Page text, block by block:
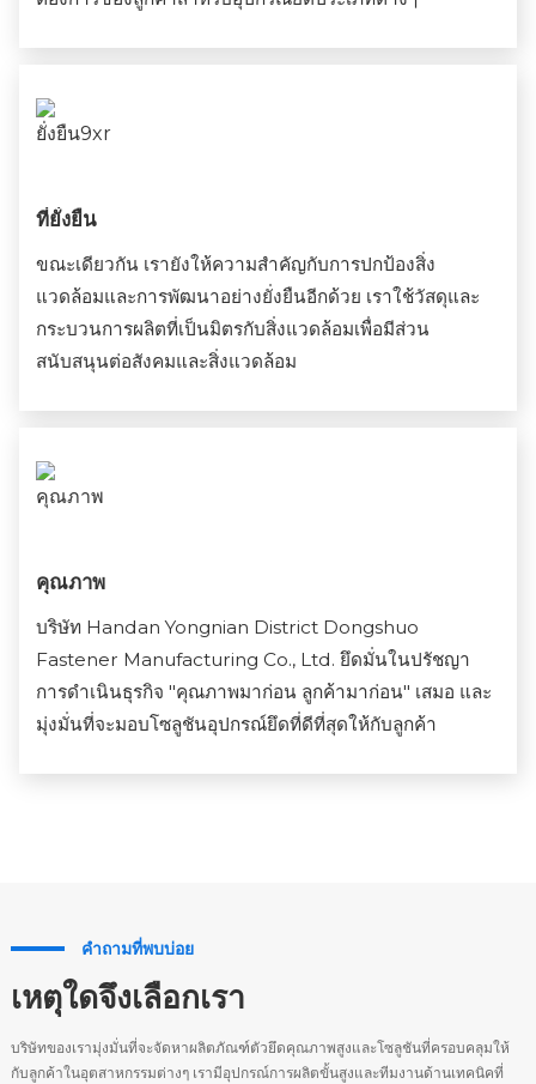
ที่ยั่งยืน
ขณะเดียวกัน เรายังให้ความสำคัญกับการปกป้องสิ่ง
แวดล้อมและการพัฒนาอย่างยั่งยืนอีกด้วย เราใช้วัสดุและ
กระบวนการผลิตที่เป็นมิตรกับสิ่งแวดล้อมเพื่อมีส่วน
สนับสนุนต่อสังคมและสิ่งแวดล้อม
คุณภาพ
บริษัท Handan Yongnian District Dongshuo
Fastener Manufacturing Co., Ltd. ยึดมั่นในปรัชญา
การดำเนินธุรกิจ "คุณภาพมาก่อน ลูกค้ามาก่อน" เสมอ และ
มุ่งมั่นที่จะมอบโซลูชันอุปกรณ์ยึดที่ดีที่สุดให้กับลูกค้า
คำถามที่พบบ่อย
เหตุใดจึงเลือกเรา
บริษัทของเรามุ่งมั่นที่จะจัดหาผลิตภัณฑ์ตัวยึดคุณภาพสูงและโซลูชันที่ครอบคลุมให้
กับลูกค้าในอุตสาหกรรมต่างๆ เรามีอุปกรณ์การผลิตขั้นสูงและทีมงานด้านเทคนิคที่